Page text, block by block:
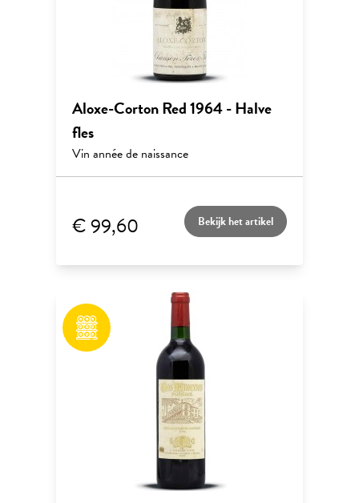
Aloxe-Corton Red 1964 - Halve
fles
Vin année de naissance
€ 99,60 Bekijk het artikel